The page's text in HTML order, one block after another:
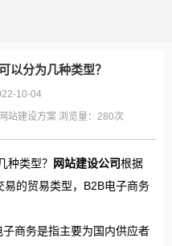
以分为几种类型？
10-04
网站建设方案浏览量： 280次
种类型？ 网站建设公司根据
的贸易类型，B2B电子商务
商务是指主要为国内供应者